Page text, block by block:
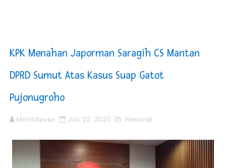
Optimalkan Efisiensi Anggaran, Bupati Taput JTP
PT ASDP Cabang Ambon Siap Dukung Program Bank
Saadiah Uluputty Buka Pekan Olahraga HUT ke-81 RI
KPK Menahan Japorman Saragih CS Mantan
DPRD Sumut Atas Kasus Suap Gatot
Pujonugroho
MetroXpose July 22, 2020 Nasional